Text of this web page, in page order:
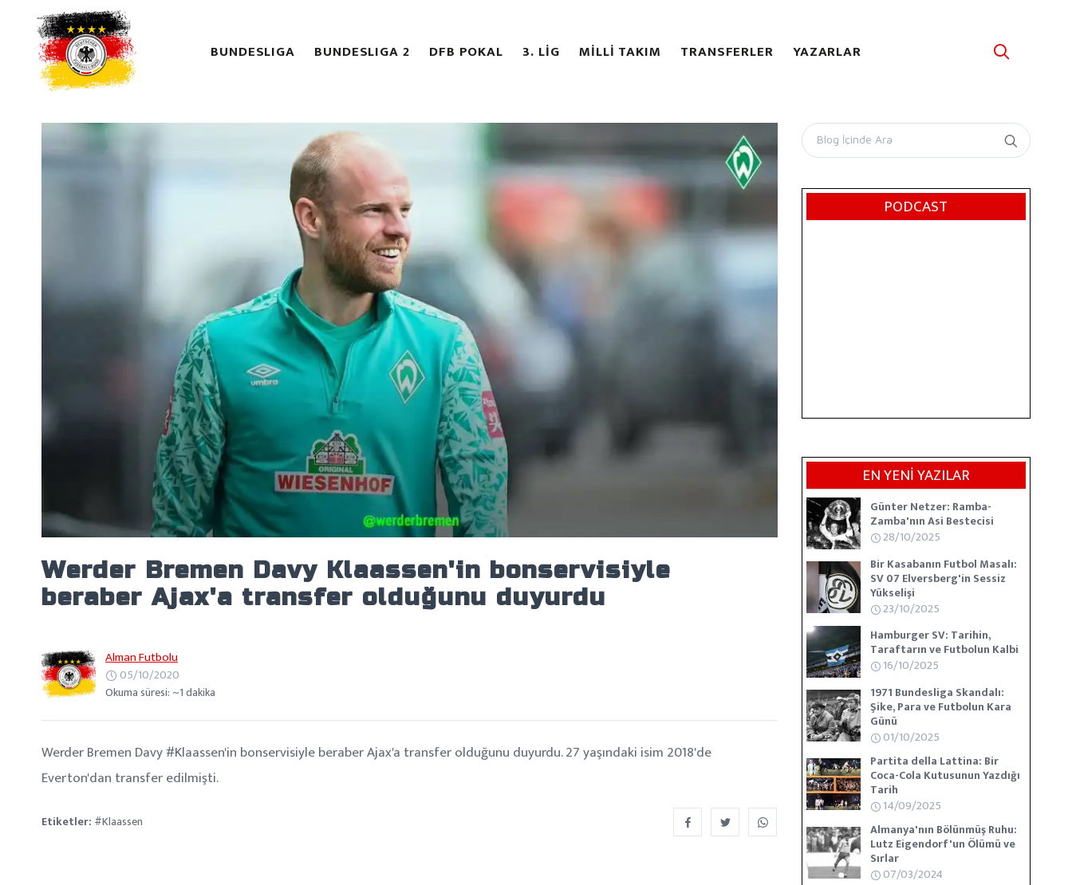
BUNDESLIGA BUNDESLIGA 2 DFB POKAL 3. LİG MİLLİ TAKIM TRANSFERLER YAZARLAR
Werder Bremen Davy Klaassen'in bonservisiyle
beraber Ajax'a transfer olduğunu duyurdu
Alman Futbolu
05/10/2020
Okuma süresi: ~1 dakika
Werder Bremen Davy #Klaassen'in bonservisiyle beraber Ajax'a transfer olduğunu duyurdu. 27 yaşındaki isim 2018'de
Everton'dan transfer edilmişti.
Etiketler: #Klaassen
PODCAST
EN YENİ YAZILAR
Günter Netzer: Ramba-
Zamba'nın Asi Bestecisi
28/10/2025
Bir Kasabanın Futbol Masalı:
SV 07 Elversberg'in Sessiz
Yükselişi
23/10/2025
Hamburger SV: Tarihin,
Taraftarın ve Futbolun Kalbi
16/10/2025
1971 Bundesliga Skandalı:
Şike, Para ve Futbolun Kara
Günü
01/10/2025
Partita della Lattina: Bir
Coca-Cola Kutusunun Yazdığı
Tarih
14/09/2025
Almanya'nın Bölünmüş Ruhu:
Lutz Eigendorf'un Ölümü ve
Sırlar
07/03/2024